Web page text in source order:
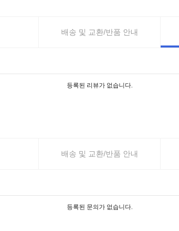
배송 및 교환/반품 안내
등록된 리뷰가 없습니다.
배송 및 교환/반품 안내
등록된 문의가 없습니다.